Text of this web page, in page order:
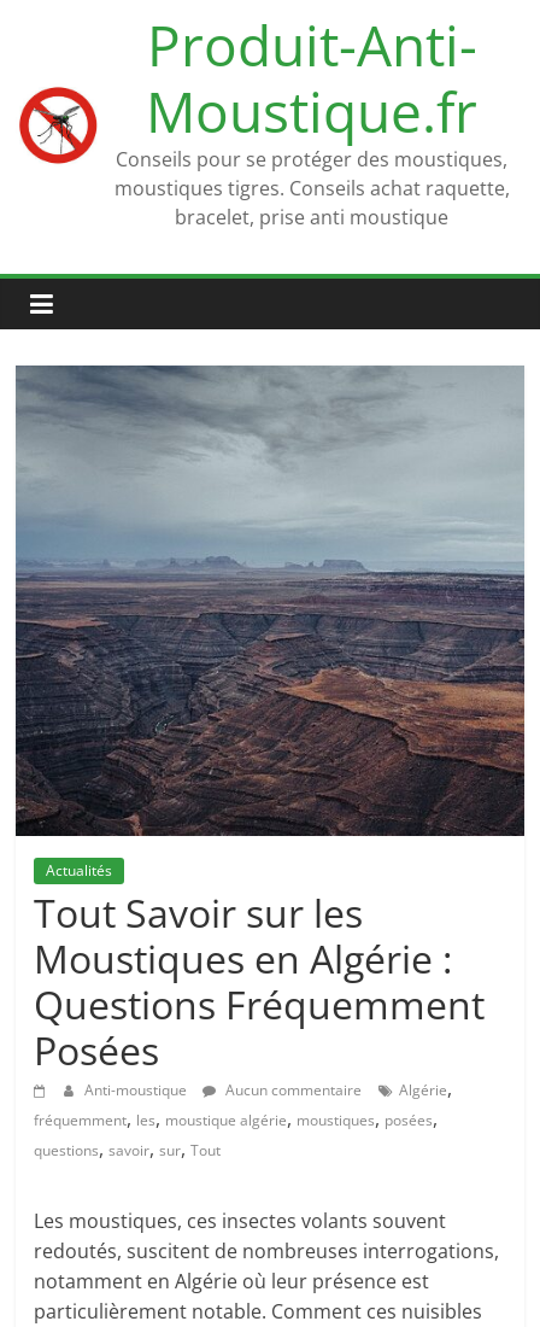
Produit-Anti-
Moustique.fr
Conseils pour se protéger des moustiques,
moustiques tigres. Conseils achat raquette,
bracelet, prise anti moustique
Actualités
Tout Savoir sur les
Moustiques en Algérie :
Questions Fréquemment
Posées
Anti-moustique Aucun commentaire Algérie,
fréquemment, les, moustique algérie, moustiques, posées,
questions,savoir,sur,Tout
Les moustiques, ces insectes volants souvent
redoutés, suscitent de nombreuses interrogations,
notamment en Algérie où leur présence est
particulièrement notable. Comment ces nuisibles